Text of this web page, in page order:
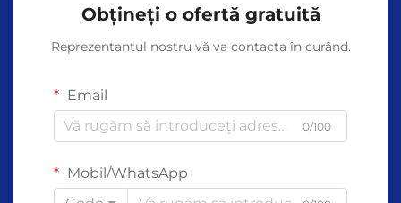
Obțineți o ofertă gratuită
Reprezentantul nostru vă va contacta în curând.
Email
0/100
Mobil/WhatsApp